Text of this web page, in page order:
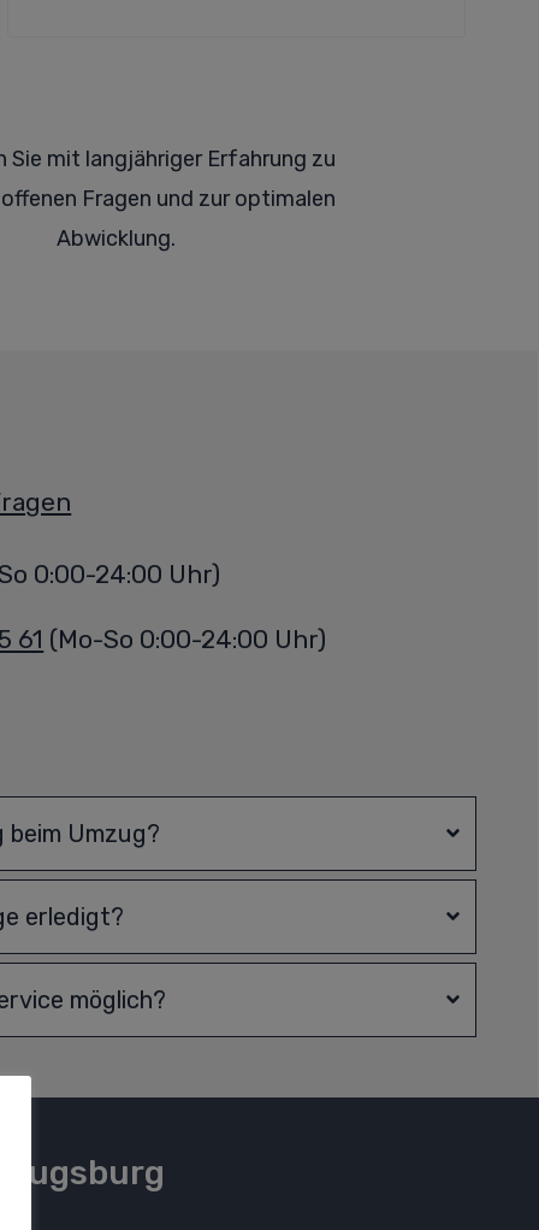
Sie mit langjähriger Erfahrung zu
Fragen und zur optimalen
Abwicklung.
0:00-24:00 Uhr)
61 (Mo-So 0:00-24:00 Uhr)
Umzug?
erledigt?
möglich?